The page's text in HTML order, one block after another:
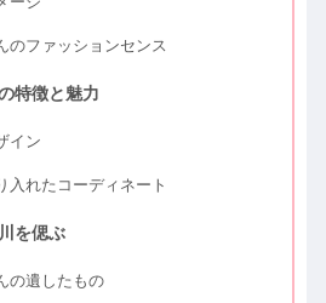
のファッションセンス
特徴と魅力
イン
入れたコーディネート
を偲ぶ
の遺したもの